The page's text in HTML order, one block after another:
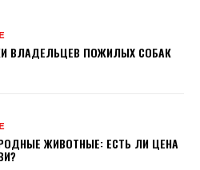
ВЛАДЕЛЬЦЕВ ПОЖИЛЫХ СОБАК
ЖИВОТНЫЕ: ЕСТЬ ЛИ ЦЕНА